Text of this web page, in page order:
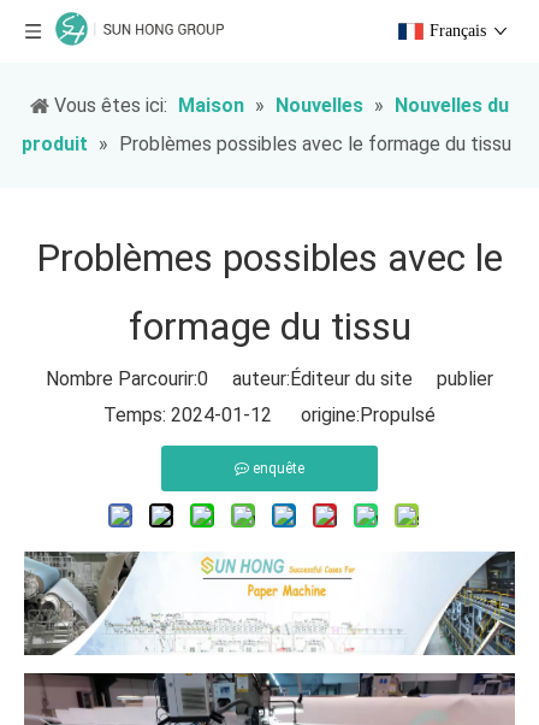
Français
Vous êtes ici: Maison » Nouvelles » Nouvelles du
produit » Problèmes possibles avec le formage du tissu
Problèmes possibles avec le
formage du tissu
Nombre Parcourir:0 auteur:Éditeur du site publier
Temps: 2024-01-12 origine:Propulsé
enquête